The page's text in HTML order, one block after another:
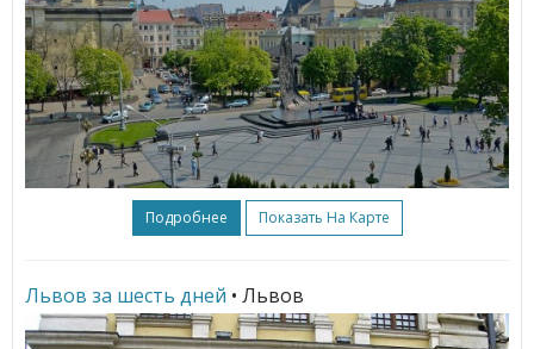
Подробнее Показать На Карте
Львов за шесть дней • Львов